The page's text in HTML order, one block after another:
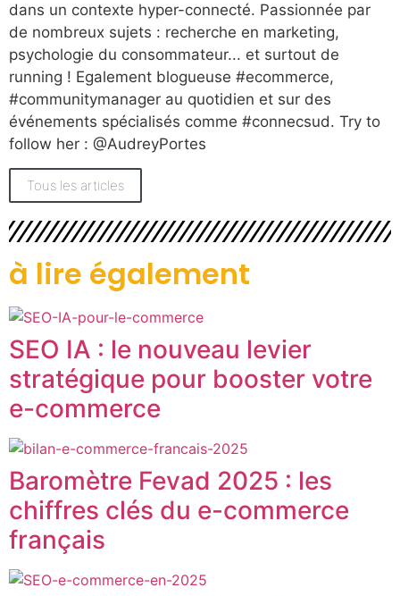
dans un contexte hyper-connecté. Passionnée par
de nombreux sujets : recherche en marketing,
psychologie du consommateur... et surtout de
running ! Egalement blogueuse #ecommerce,
#communitymanager au quotidien et sur des
événements spécialisés comme #connecsud. Try to
follow her : @AudreyPortes
Tous les articles
SEO IA : le nouveau levier
stratégique pour booster votre
e-commerce
Baromètre Fevad 2025 : les
chiffres clés du e-commerce
français
à lire également